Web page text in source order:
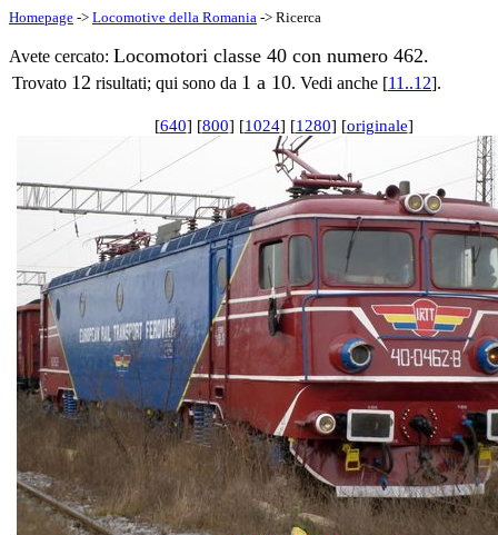
Homepage -> Locomotive della Romania -> Ricerca
Avete cercato: Locomotori classe 40 con numero 462.
Trovato 12 risultati; qui sono da 1 a 10. Vedi anche [11..12].
[640] [800] [1024] [1280] [originale]